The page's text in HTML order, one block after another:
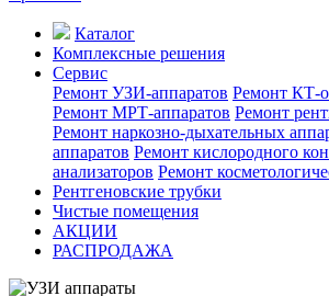
Каталог
Комплексные решения
Сервис
Ремонт УЗИ-аппаратов Ремонт КТ-
Ремонт МРТ-аппаратов Ремонт
Ремонт наркозно-дыхательных
аппаратов Ремонт кислородного
анализаторов Ремонт
Рентгеновские трубки
Чистые помещения
АКЦИИ
РАСПРОДАЖА